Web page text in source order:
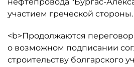
участием греческой стороны.
<b>Продолжаются
о возможном подписании
строительству болгарского